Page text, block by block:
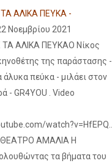
ΑΛΙΚΑ ΠΕΥΚΑ -
Νοεμβρίου 2021
ΑΛΙΚΑ ΠΕΥΚΑΟ Νίκος
της παράστασης -
πεύκα - μιλάει στον
- GR4YOU . Video
watch?v=HfEPQ...
ΑΜΑΛΙΑ Η
τα βήματα του